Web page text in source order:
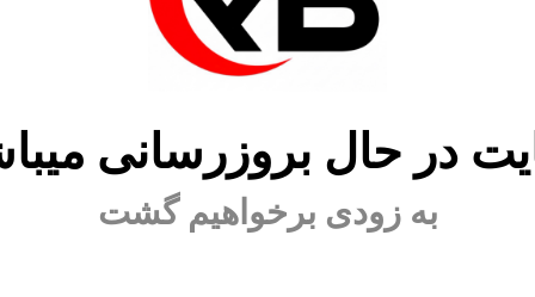
در حال بروزرسانی
به زودی برخواهیم گشت